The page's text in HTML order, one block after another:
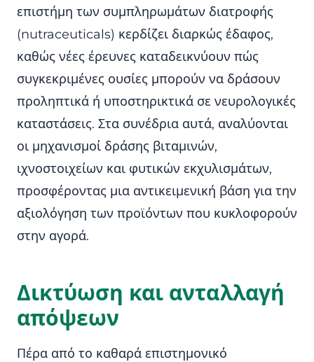
επιστήμη των συμπληρωμάτων διατροφής
(nutraceuticals) κερδίζει διαρκώς έδαφος,
καθώς νέες έρευνες καταδεικνύουν πώς
συγκεκριμένες ουσίες μπορούν να δράσουν
προληπτικά ή υποστηρικτικά σε νευρολογικές
καταστάσεις. Στα συνέδρια αυτά, αναλύονται
οι μηχανισμοί δράσης βιταμινών,
ιχνοστοιχείων και φυτικών εκχυλισμάτων,
προσφέροντας μια αντικειμενική βάση για την
αξιολόγηση των προϊόντων που κυκλοφορούν
στην αγορά.
Δικτύωση και ανταλλαγή
απόψεων
Πέρα από το καθαρά επιστημονικό